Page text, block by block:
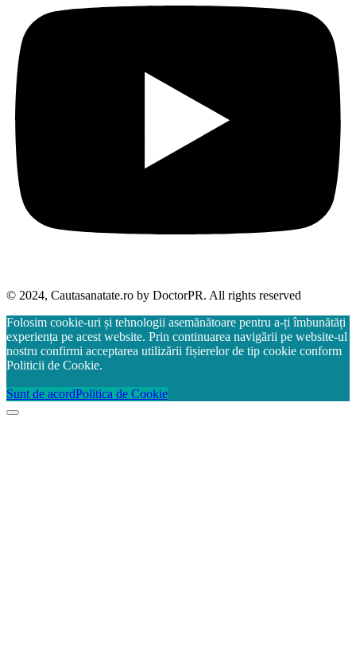
© 2024, Cautasanatate.ro by DoctorPR. All rights reserved
Folosim cookie-uri și tehnologii asemănătoare pentru a-ți îmbunătăți
experiența pe acest website. Prin continuarea navigării pe website-ul
nostru confirmi acceptarea utilizării fișierelor de tip cookie conform
Politicii de Cookie.
Sunt de acordPolitica de Cookie